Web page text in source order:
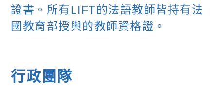
證書。所有LIFT的法語教師皆持有法
國教育部授與的教師資格證。
行政團隊